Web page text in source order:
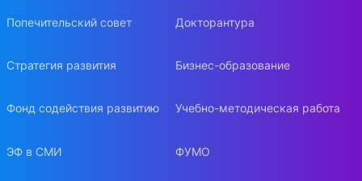
Попечительский совет
Стратегия развития
Фонд содействия развитию
ЭФ в СМИ
Докторантура
Бизнес-образование
Учебно-методическая работа
ФУМО